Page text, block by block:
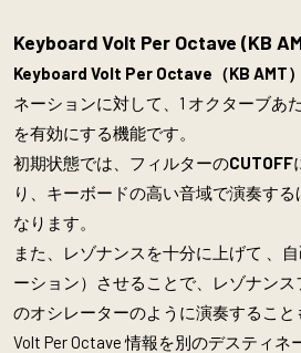
Keyboard Volt Per Octave (KB
Keyboard Volt Per Octave（KB AMT）
ネーションに対して、1 オクターブあ
を有効にする機能です。
初期状態では、フィルターのCUTOFF
り、キーボードの高い音域で演奏す
なります。
また、レゾナンスを十分に上げて 、
ーション）させることで、レゾナン
のオシレーターのように演奏すること
Volt Per Octave 情報を別のデスティネ